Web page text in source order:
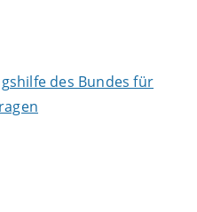
des Bundes für